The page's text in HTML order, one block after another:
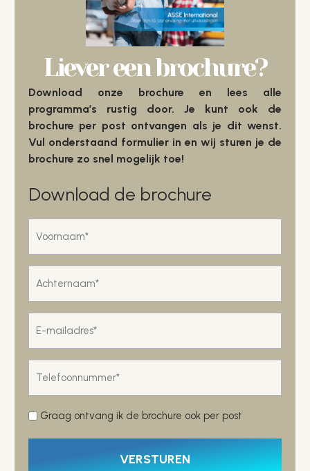
Liever een brochure?
Download onze brochure en lees alle
programma’s rustig door. Je kunt ook de
brochure per post ontvangen als je dit wenst.
Vul onderstaand formulier in en wij sturen je de
brochure zo snel mogelijk toe!
Download de brochure
mailadres
PostGraag ontvang ik de brochure ook per post